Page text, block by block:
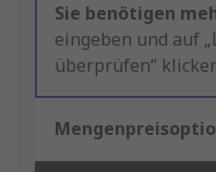
Sie benötigen
eingeben und auf
überprüfen“